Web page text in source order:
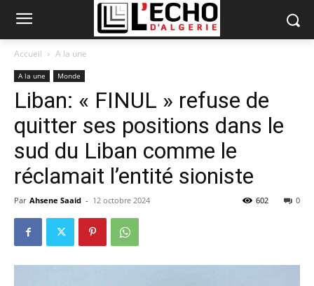
Accueil A la une
A la une Monde
Liban: « FINUL » refuse de
quitter ses positions dans le
sud du Liban comme le
réclamait l’entité sioniste
Par Ahsene Saaid - 12 octobre 2024 0
602